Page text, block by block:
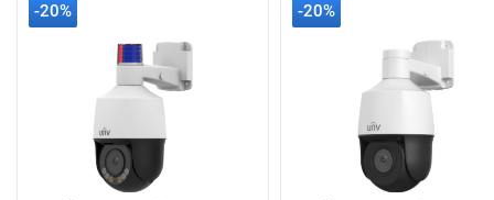
-20% -20%